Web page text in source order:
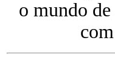
o mundo